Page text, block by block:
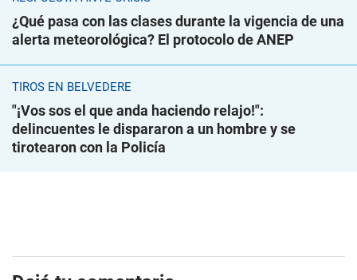
¿Qué pasa con las clases durante la vigencia de una
alerta meteorológica? El protocolo de ANEP
TIROS EN BELVEDERE
"¡Vos sos el que anda haciendo relajo!":
delincuentes le dispararon a un hombre y se
tirotearon con la Policía